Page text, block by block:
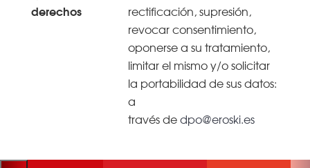
derechos
rectificación, supresión,
revocar consentimiento,
oponerse a su tratamiento,
limitar el mismo y/o solicitar
la portabilidad de sus datos:
a
través dedpo@eroski.es